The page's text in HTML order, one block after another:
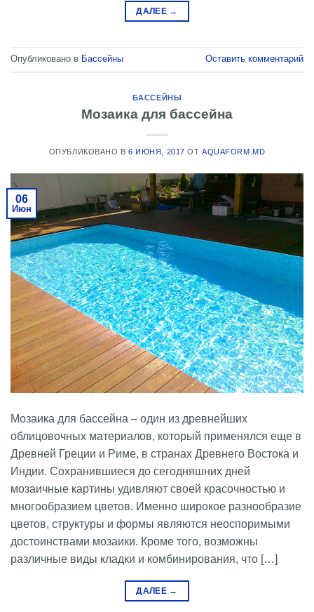
ДАЛЕЕ →
Опубликовано в Бассейны Оставить комментарий
БАССЕЙНЫ
Мозаика для бассейна
ОПУБЛИКОВАНО В6 ИЮНЯ, 2017 ОТAQUAFORM.MD
06
Июн
Мозаика для бассейна – один из древнейших
облицовочных материалов, который применялся еще в
Древней Греции и Риме, в странах Древнего Востока и
Индии. Сохранившиеся до сегодняшних дней
мозаичные картины удивляют своей красочностью и
многообразием цветов. Именно широкое разнообразие
цветов, структуры и формы являются неоспоримыми
достоинствами мозаики. Кроме того, возможны
различные виды кладки и комбинирования, что […]
ДАЛЕЕ →